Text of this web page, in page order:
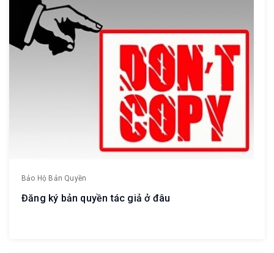
Bảo Hộ Bản Quyền
Đăng ký bản quyền tác giả ở đâu